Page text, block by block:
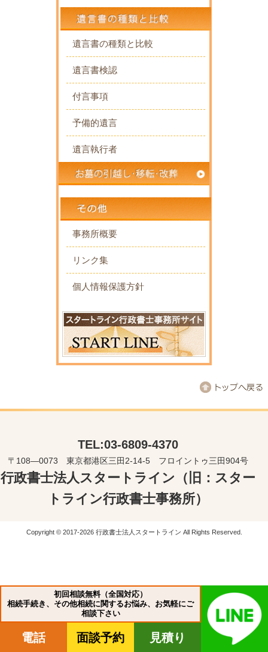
遺言書の種類と比較
遺言書検認
付言事項
予備的遺言
遺言執行者
事務所概要
リンク集
個人情報保護方針
TEL:03-6809-4370
〒108―0073 東京都港区三田2-14-5 フロイントゥ三田904号
行政書士法人スタートライン（旧：スター
トライン行政書士事務所）
Copyright © 2017-2026 行政書士法人スタートライン All Rights Reserved.
初回相談無料（全国対応）
相続手続き、その他相続に関するお悩み、お気軽にご
相談下さい
電話 面談予約 見積り